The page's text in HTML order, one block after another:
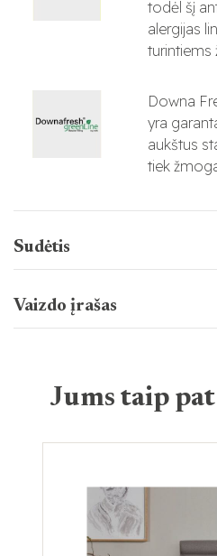
todėl šį
alergijas
turintiems
Downa
yra
aukštus
tiek
Sudėtis
Vaizdo įrašas
Jums taip